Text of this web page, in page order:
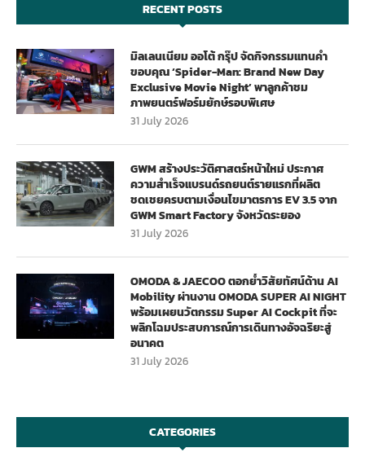
RECENT POSTS
มิลเลนเนียม ออโต้ กรุ๊ป จัดกิจกรรมแทนคำ
ขอบคุณ ‘Spider-Man: Brand New Day
Exclusive Movie Night’ พาลูกค้าชม
ภาพยนตร์ฟอร์มยักษ์รอบพิเศษ
31 July 2026
GWM สร้างประวัติศาสตร์หน้าใหม่ ประกาศ
ความสำเร็จแบรนด์รถยนต์รายแรกที่ผลิต
ชดเชยครบตามเงื่อนไขมาตรการ EV 3.5 จาก
GWM Smart Factory จังหวัดระยอง
31 July 2026
OMODA & JAECOO ตอกย้ำวิสัยทัศน์ด้าน AI
Mobility ผ่านงาน OMODA SUPER AI NIGHT
พร้อมเผยนวัตกรรม Super AI Cockpit ที่จะ
พลิกโฉมประสบการณ์การเดินทางอัจฉริยะสู่
อนาคต
31 July 2026
CATEGORIES